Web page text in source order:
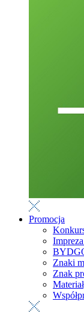
Promocja
Znaki
Znak